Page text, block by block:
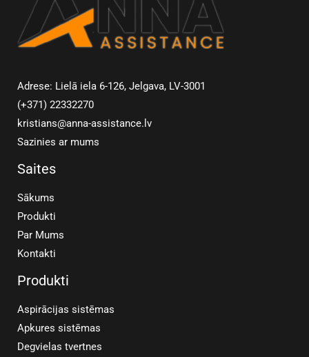
Adrese: Lielā iela 6-126, Jelgava, LV-3001
(+371) 22332270
kristians@anna-assistance.lv
Sazinies ar mums
Saites
Sākums
Produkti
Par Mums
Kontakti
Produkti
Aspirācijas sistēmas
Apkures sistēmas
Degvielas tvertnes